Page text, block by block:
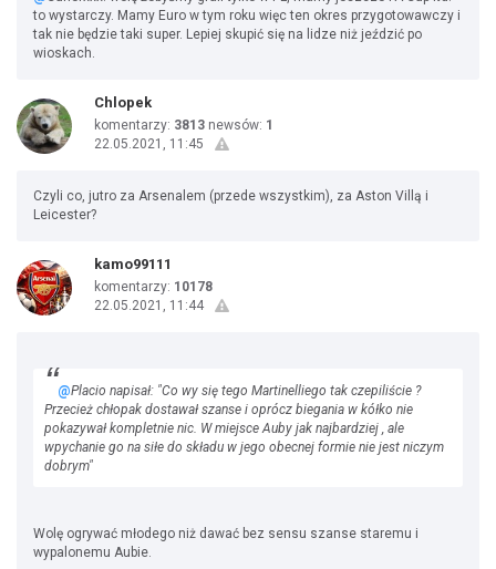
to wystarczy. Mamy Euro w tym roku więc ten okres przygotowawczy i
tak nie będzie taki super. Lepiej skupić się na lidze niż jeździć po
wioskach.
Chlopek
komentarzy: 3813 newsów: 1
22.05.2021, 11:45
Czyli co, jutro za Arsenalem (przede wszystkim), za Aston Villą i
Leicester?
kamo99111
komentarzy: 10178
22.05.2021, 11:44
@Placio napisał: "Co wy się tego Martinelliego tak czepiliście ?
Przecież chłopak dostawał szanse i oprócz biegania w kółko nie
pokazywał kompletnie nic. W miejsce Auby jak najbardziej , ale
wpychanie go na siłe do składu w jego obecnej formie nie jest niczym
dobrym"
Wolę ogrywać młodego niż dawać bez sensu szanse staremu i
wypalonemu Aubie.